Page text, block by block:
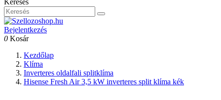
Keresés
Bejelentkezés
0 Kosár
Kezdőlap
Klíma
Inverteres oldalfali splitklíma
Hisense Fresh Air 3,5 kW inverteres split klíma kék